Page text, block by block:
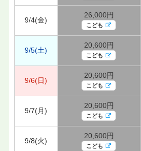
9/4(金)
26,000円
こども
9/5(土)
20,600円
こども
9/6(日)
20,600円
こども
9/7(月)
20,600円
こども
9/8(火)
20,600円
こども